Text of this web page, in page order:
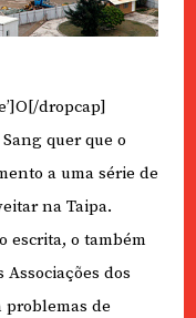
dropcap]
quer que o
a uma série de
na Taipa.
escrita, o também
dos
problemas de